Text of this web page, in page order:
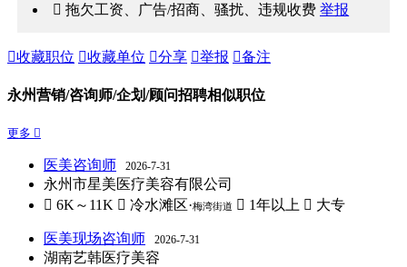
 拖欠工资、广告/招商、骚扰、违规收费举报
收藏职位 收藏单位 分享 举报 备注
永州营销/咨询师/企划/顾问招聘相似职位
更多 
医美咨询师 2026-7-31
永州市星美医疗美容有限公司
 6K～11K  冷水滩区·梅湾街道  1年以上  大专
医美现场咨询师 2026-7-31
湖南艺韩医疗美容